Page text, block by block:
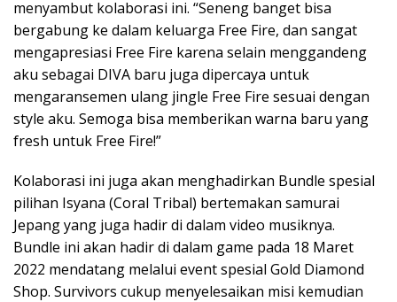
menyambut kolaborasi ini. “Seneng banget bisa
bergabung ke dalam keluarga Free Fire, dan sangat
mengapresiasi Free Fire karena selain menggandeng
aku sebagai DIVA baru juga dipercaya untuk
mengaransemen ulang jingle Free Fire sesuai dengan
style aku. Semoga bisa memberikan warna baru yang
fresh untuk Free Fire!”
Kolaborasi ini juga akan menghadirkan Bundle spesial
pilihan Isyana (Coral Tribal) bertemakan samurai
Jepang yang juga hadir di dalam video musiknya.
Bundle ini akan hadir di dalam game pada 18 Maret
2022 mendatang melalui event spesial Gold Diamond
Shop. Survivors cukup menyelesaikan misi kemudian